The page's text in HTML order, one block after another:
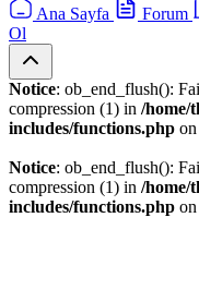
Ana Sayfa Forum
Ol
Notice: ob_end_flush():
compression (1) in /home/
includes/functions.php
Notice: ob_end_flush():
compression (1) in /home/
includes/functions.php